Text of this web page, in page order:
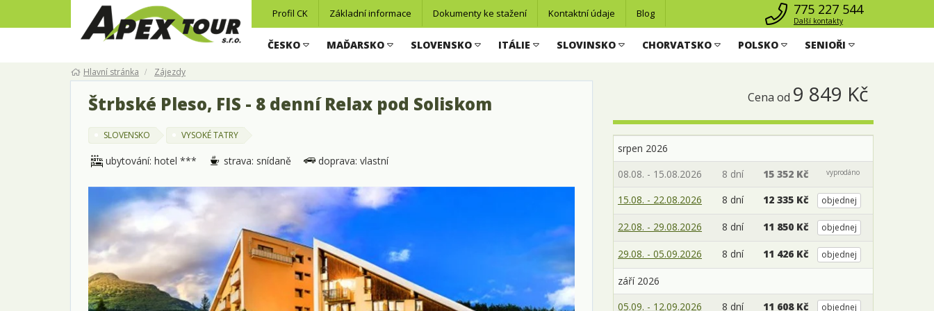
Profil CK Základní informace Dokumenty ke stažení Kontaktní údaje Blog 775 227 544
Další kontakty
ČESKO MAĎARSKO SLOVENSKO ITÁLIE SLOVINSKO CHORVATSKO POLSKO SENIOŘI
Hlavní stránka Zájezdy
Štrbské Pleso, FIS - 8 denní Relax pod Soliskom
SLOVENSKO VYSOKÉ TATRY
ubytování: hotel *** strava: snídaně doprava: vlastní
Cena od 9 849 Kč
srpen 2026
08.08. - 15.08.2026
8 dní 15 352 Kč vyprodáno
15.08. - 22.08.2026 8 dní 12 335 Kč objednej
22.08. - 29.08.2026 8 dní 11 850 Kč objednej
29.08. - 05.09.2026 8 dní 11 426 Kč objednej
září 2026
05.09. - 12.09.2026
8 dní 11 608 Kč objednej